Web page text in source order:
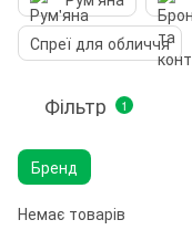
Спреї для обличчя
Фільтр 1
Бренд
Немає товарів